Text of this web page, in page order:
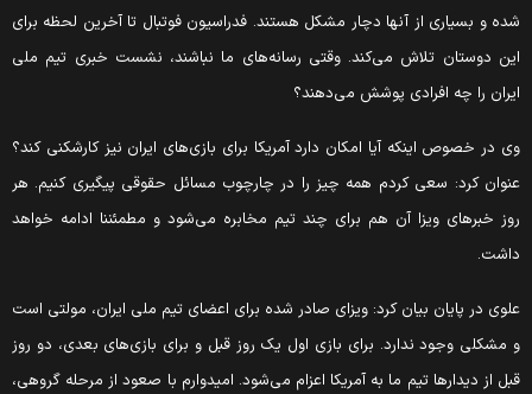
و بسیاری از آنها دچار مشکل هستند. فدراسیون فوتبال تا آخرین لحظه برای
دوستان تلاش می‌کند. وقتی رسانه‌های ما نباشند، نشست خبری تیم ملی
را چه افرادی پوشش می‌دهند؟
در خصوص اینکه آیا امکان دارد آمریکا برای بازی‌های ایران نیز کارشکنی کند؟
کرد: سعی کردم همه چیز را در چارچوب مسائل حقوقی پیگیری کنیم. هر
خبرهای ویزا آن هم برای چند تیم مخابره می‌شود و مطمئننا ادامه خواهد
در پایان بیان کرد: ویزای صادر شده برای اعضای تیم ملی ایران، مولتی است
مشکلی وجود ندارد. برای بازی اول یک روز قبل و برای بازی‌های بعدی، دو روز
از دیدارها تیم ما به آمریکا اعزام می‌شود. امیدوارم با صعود از مرحله گروهی،